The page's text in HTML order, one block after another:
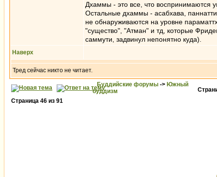
Дхаммы - это все, что
Остальные дхаммы - асабхава,
не обнаруживаются на уровне
"существо", "Атман" и тд, которые
саммути, задвинул непонятно куда).
Наверх
Тред сейчас никто не читает.
Буддийские форумы -> Южный
буддизм
Страница 46 из 91